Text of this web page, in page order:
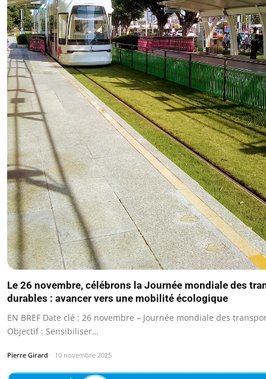
Le 26 novembre, célébrons la Journée mondiale des
durables : avancer vers une mobilité écologique
EN BREF Date clé : 26 novembre – Journée mondiale des
Objectif : Sensibiliser…
Pierre Girard 10 novembre 2025